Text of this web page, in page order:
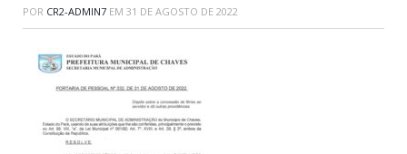
POR CR2-ADMIN7 EM 31 DE AGOSTO DE 2022